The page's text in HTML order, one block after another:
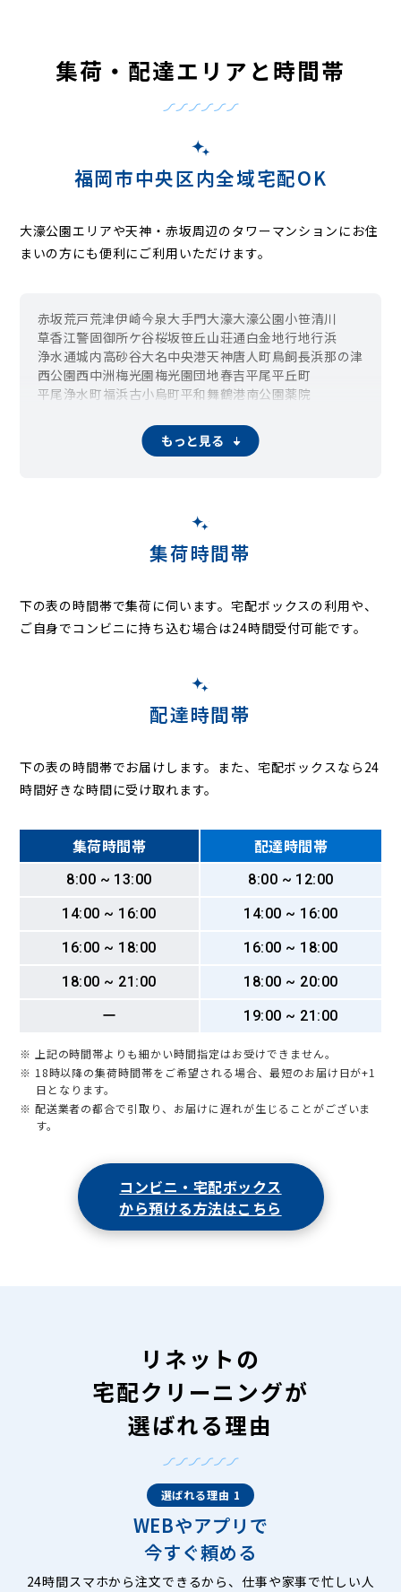
集荷・配達エリアと時間帯
福岡市中央区内全域宅配OK
大濠公園エリアや天神・赤坂周辺のタワーマンションにお住
まいの方にも便利にご利用いただけます。
赤坂荒戸荒津伊崎今泉大手門大濠大濠公園小笹清川
草香江警固御所ケ谷桜坂笹丘山荘通白金地行地行浜
浄水通城内高砂谷大名中央港天神唐人町鳥飼長浜那の津
西公園西中洲梅光園梅光園団地春吉平尾平丘町
平尾浄水町福浜古小烏町平和 舞鶴港南公園薬院
もっと見る
集荷時間帯
下の表の時間帯で集荷に伺います。宅配ボックスの利用や、
ご自身でコンビニに持ち込む場合は24時間受付可能です。
配達時間帯
下の表の時間帯でお届けします。また、宅配ボックスなら24
時間好きな時間に受け取れます。
集荷時間帯 配達時間帯
8:00 ~ 13:00
8:00 ~ 12:00
14:00 ~ 16:00
14:00 ~ 16:00
16:00 ~ 18:00
16:00 ~ 18:00
18:00 ~ 21:00
18:00 ~ 20:00
ー
19:00 ~ 21:00
※ 上記の時間帯よりも細かい時間指定はお受けできません。
※ 18時以降の集荷時間帯をご希望される場合、最短のお届け日が+1
日となります。
※ 配送業者の都合で引取り、お届けに遅れが生じることがございま
す。
コンビニ・宅配ボックス
から預ける方法はこちら
リネットの
宅配クリーニングが
選ばれる理由
選ばれる理由 1
WEBやアプリで
今すぐ頼める
24時間スマホから注文できるから、仕事や家事で忙しい人